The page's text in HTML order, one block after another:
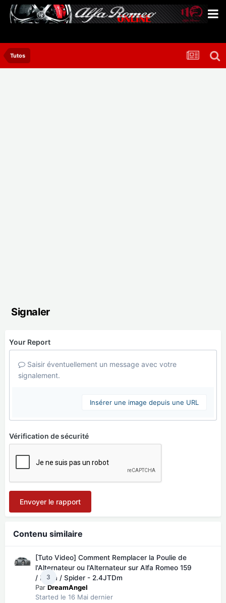
Tutos
Signaler
Your Report
Saisir éventuellement un message avec votre
signalement.
Insérer une image depuis une URL
Vérification de sécurité
Envoyer le rapport
Contenu similaire
3
[Tuto Video] Comment Remplacer la Poulie de
l'Alternateur ou l'Alternateur sur Alfa Romeo 159
/ Brera / Spider - 2.4JTDm
Par DreamAngel
Started le 16 Mai dernier